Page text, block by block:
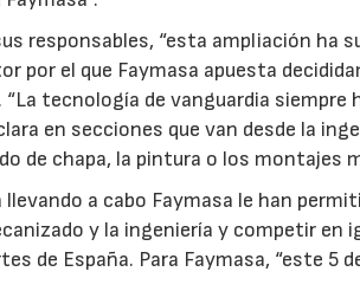
responsables, “esta ampliación
por el que Faymasa apuesta
tecnología de vanguardia siempre
en secciones que van desde la
de chapa, la pintura o los montajes
a cabo Faymasa le han
y la ingeniería y competir en
de España. Para Faymasa, “este 5